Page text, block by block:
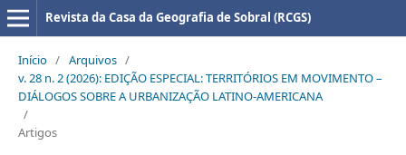
Revista da Casa da Geografia de Sobral (RCGS)
Início / Arquivos /
v. 28 n. 2 (2026): EDIÇÃO ESPECIAL: TERRITÓRIOS EM MOVIMENTO –
DIÁLOGOS SOBRE A URBANIZAÇÃO LATINO-AMERICANA
/
Artigos